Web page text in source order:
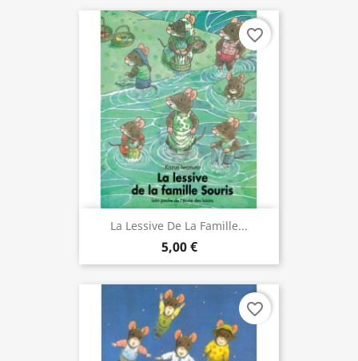
La Lessive De La Famille...
5,00 €
favorite_border
favorite_border